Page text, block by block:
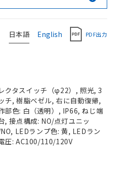
日本語 English PDF出力
クタスイッチ（φ22）, 照光, 3
チ, 樹脂ベゼル, 右に自動復帰,
部色: 白（透明）, IP66, ねじ端
, 接点構成: NO/点灯ユニッ
LEDランプ色: 黄, LEDラン
圧: AC100/110/120V